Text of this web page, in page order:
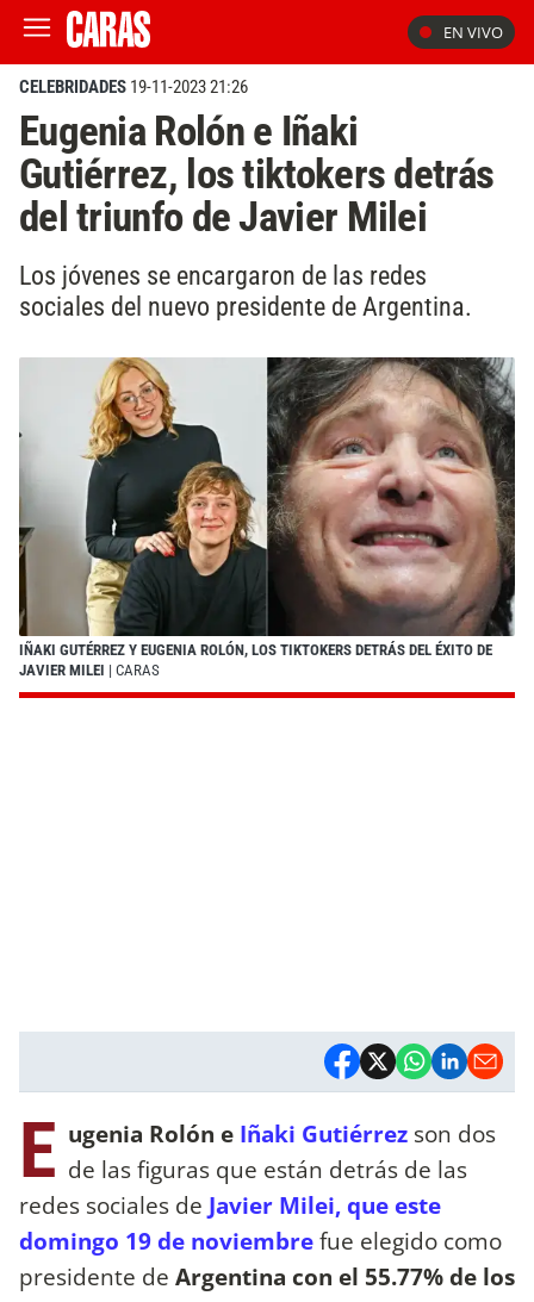
EN VIVO
CELEBRIDADES 19-11-2023 21:26
Eugenia Rolón e Iñaki
Gutiérrez, los tiktokers detrás
del triunfo de Javier Milei
Los jóvenes se encargaron de las redes
sociales del nuevo presidente de Argentina.
IÑAKI GUTÉRREZ Y EUGENIA ROLÓN, LOS TIKTOKERS DETRÁS DEL ÉXITO DE
JAVIER MILEI | CARAS
E ugenia Rolón e Iñaki Gutiérrez son dos
de las figuras que están detrás de las
redes sociales de Javier Milei, que este
domingo 19 de noviembrefue elegido como
presidente de Argentina con el 55.77% de los